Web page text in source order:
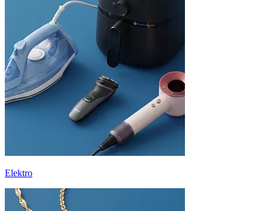
Elektro